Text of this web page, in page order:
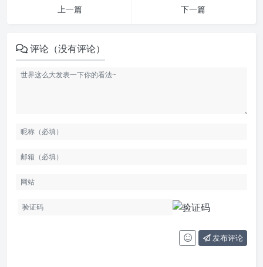
上一篇
下一篇
评论（没有评论）
发布评论